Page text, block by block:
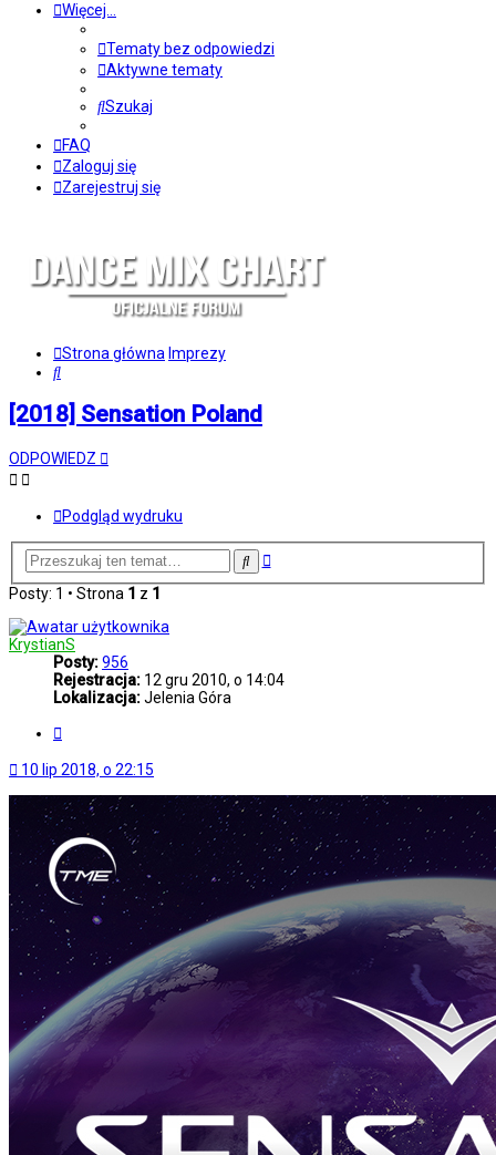
Więcej…
Tematy bez odpowiedzi
Aktywne tematy
Szukaj
FAQ
Zaloguj się
Zarejestruj się
Strona główna Imprezy
Szukaj
[2018] Sensation Poland
ODPOWIEDZ
Podgląd wydruku
SzukajWyszukiwanie
Posty: 1 • Strona 1 z 1
KrystianS
Posty:956
Rejestracja: 12 gru 2010, o 14:04
Lokalizacja:Jelenia Góra
10 lip 2018, o 22:15